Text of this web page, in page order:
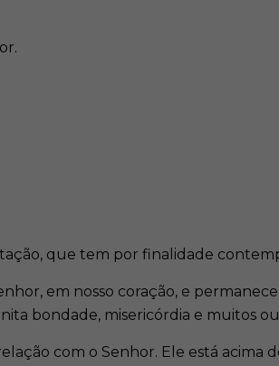
que tem por finalidade
em nosso coração, e
bondade, misericórdia e muitos
com o Senhor. Ele está acima